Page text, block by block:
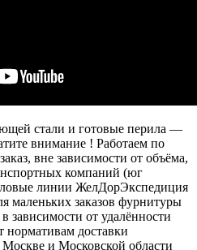
стали и готовые перила —
внимание ! Работаем по
вне зависимости от объёма,
компаний (юг
линии ЖелДорЭкспедиция
маленьких заказов фурнитуры
зависимости от удалённости
нормативам доставки
и Московской области